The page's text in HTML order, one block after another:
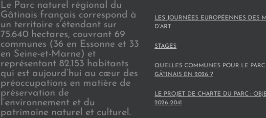
Le Parc naturel régional du
Gâtinais français correspond à
un territoire s’étendant sur
75.640 hectares, couvrant 69
communes (36 en Essonne et 33
en Seine-et-Marne) et
représentant 82.153 habitants
qui est aujourd’hui au cœur des
préoccupations en matière de
préservation de
l’environnement et du
patrimoine naturel et culturel.
LES JOURNÉES EUROPÉENNES DES
D’ART
STAGES
QUELLES COMMUNES POUR LE
GÂTINAIS EN 2026 ?
LE PROJET DE CHARTE DU PARC :
2026-2041